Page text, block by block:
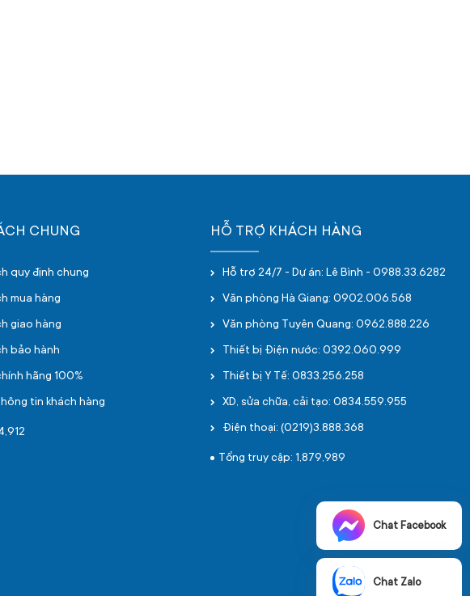
CHUNG
quy định chung
mua hàng
giao hàng
bảo hành
hãng 100%
tin khách hàng
HỖ TRỢ KHÁCH HÀNG
Hỗ trợ 24/7 - Dự án: Lê Bình - 0988.33.6282
Văn phòng Hà Giang: 0902.006.568
Văn phòng Tuyên Quang: 0962.888.226
Thiết bị Điện nước: 0392.060.999
Thiết bị Y Tế: 0833.256.258
XD, sửa chữa, cải tạo: 0834.559.955
Điện thoại: (0219)3.888.368
Tổng truy cập: 1,879,989
Chat Facebook
Chat Zalo